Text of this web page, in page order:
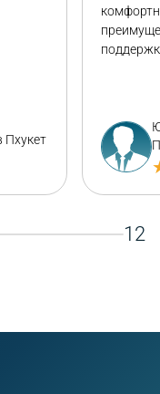
Пхукет
12